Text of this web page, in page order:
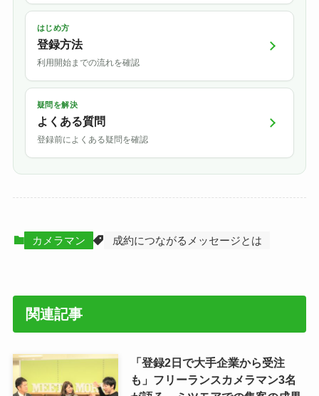
はじめ方
登録方法
利用開始までの流れを確認
疑問を解決
よくある質問
登録前によくある疑問を確認
カメラマン 成約につながるメッセージとは
関連記事
「登録2日で大手企業から受注
も」フリーランスカメラマン3名